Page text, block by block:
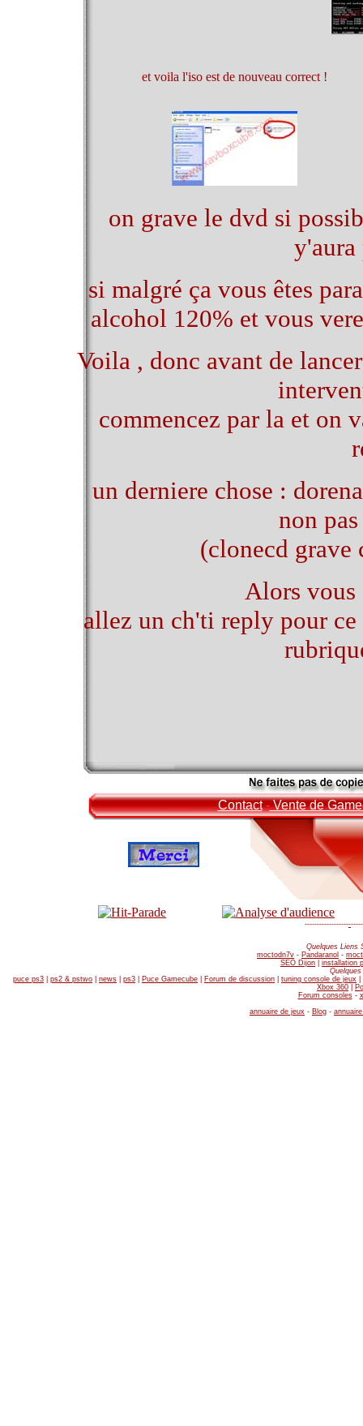
et voila l'iso est de nouveau correct !
on grave le dvd si
y'aura
si malgré ça vous êtes
alcohol 120% et vous
Voila , donc avant de
commencez par la et on
un derniere chose :
non
(clonecd grave
Alors vous
allez un ch'ti reply pour
Contact-Vente de
-------------------
Quelques Liens
moctodn7v - Pandaranol -
SEO Dijon
installation
puce ps3
ps2 & pstwo news ps3 Puce Gamecube Forum de discussion tuning console de jeux
Xbox 360
Forum consoles-
annuaire de jeux - Blog -